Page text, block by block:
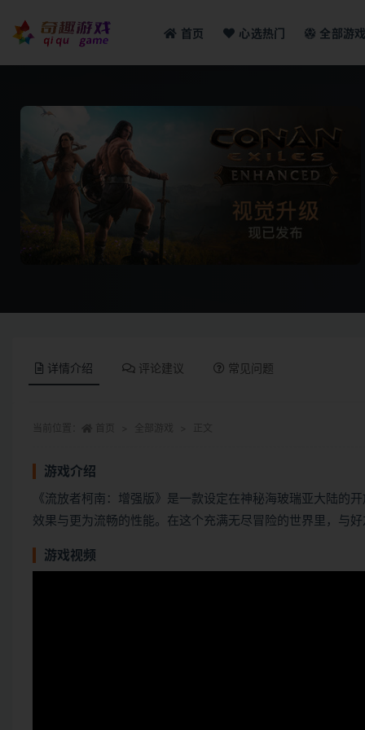
首页 心选热门 全部游
详情介绍 评论建议 常见问题
游戏介绍
《流放者柯南：增强版》是一款设定在神秘海玻瑞亚大陆的
效果与更为流畅的性能。在这个充满无尽冒险的世界里，与
游戏视频
全部